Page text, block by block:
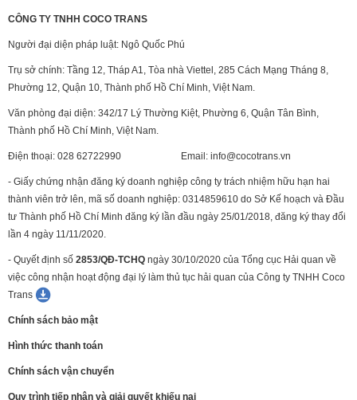
CÔNG TY TNHH COCO TRANS
Người đại diện pháp luật: Ngô Quốc Phú
Trụ sở chính: Tầng 12, Tháp A1, Tòa nhà Viettel, 285 Cách Mạng Tháng 8,
Phường 12, Quận 10, Thành phố Hồ Chí Minh, Việt Nam.
Văn phòng đại diện: 342/17 Lý Thường Kiệt, Phường 6, Quận Tân Bình,
Thành phố Hồ Chí Minh, Việt Nam.
Điện thoại: 028 62722990 Email: info@cocotrans.vn
- Giấy chứng nhận đăng ký doanh nghiệp công ty trách nhiệm hữu hạn hai
thành viên trở lên, mã số doanh nghiệp: 0314859610 do Sở Kế hoạch và Đầu
tư Thành phố Hồ Chí Minh đăng ký lần đầu ngày 25/01/2018, đăng ký thay đổi
lần 4 ngày 11/11/2020.
- Quyết định số 2853/QĐ-TCHQ ngày 30/10/2020 của Tổng cục Hải quan về
việc công nhận hoạt động đại lý làm thủ tục hải quan của Công ty TNHH Coco
Trans
Chính sách bảo mật
Hình thức thanh toán
Chính sách vận chuyển
Quy trình tiếp nhận và giải quyết khiếu nại